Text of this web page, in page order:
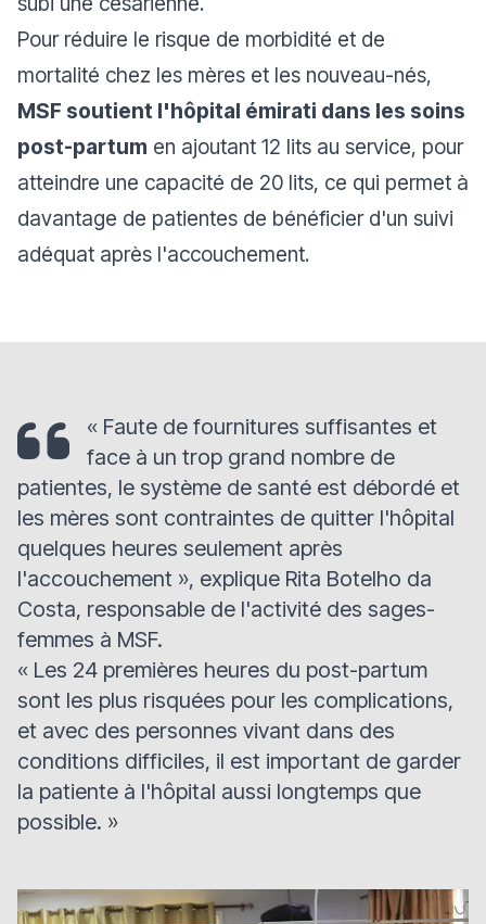
Pour réduire le risque de morbidité et de
mortalité chez les mères et les nouveau-nés,
MSF soutient l'hôpital émirati dans les soins
post-partum en ajoutant 12 lits au service, pour
atteindre une capacité de 20 lits, ce qui permet à
davantage de patientes de bénéficier d'un suivi
adéquat après l'accouchement.
« Faute de fournitures suffisantes et
face à un trop grand nombre de
patientes, le système de santé est débordé et
les mères sont contraintes de quitter l'hôpital
quelques heures seulement après
l'accouchement », explique Rita Botelho da
Costa, responsable de l'activité des sages-
femmes à MSF.
« Les 24 premières heures du post-partum
sont les plus risquées pour les complications,
et avec des personnes vivant dans des
conditions difficiles, il est important de garder
la patiente à l'hôpital aussi longtemps que
possible. »